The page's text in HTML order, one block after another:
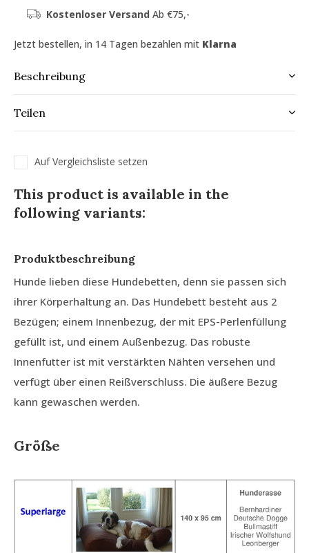
Kostenloser Versand Ab €75,-
Jetzt bestellen, in 14 Tagen bezahlen mit Klarna
Beschreibung
Teilen
Auf Vergleichsliste setzen
This product is available in the
following variants:
Produktbeschreibung
Hunde lieben diese Hundebetten, denn sie passen sich
ihrer Körperhaltung an. Das Hundebett besteht aus 2
Bezügen; einem Innenbezug, der mit EPS-Perlenfüllung
gefüllt ist, und einem Außenbezug. Das robuste
Innenfutter ist mit verstärkten Nähten versehen und
verfügt über einen Reißverschluss. Die äußere Bezug
kann gewaschen werden.
Größe